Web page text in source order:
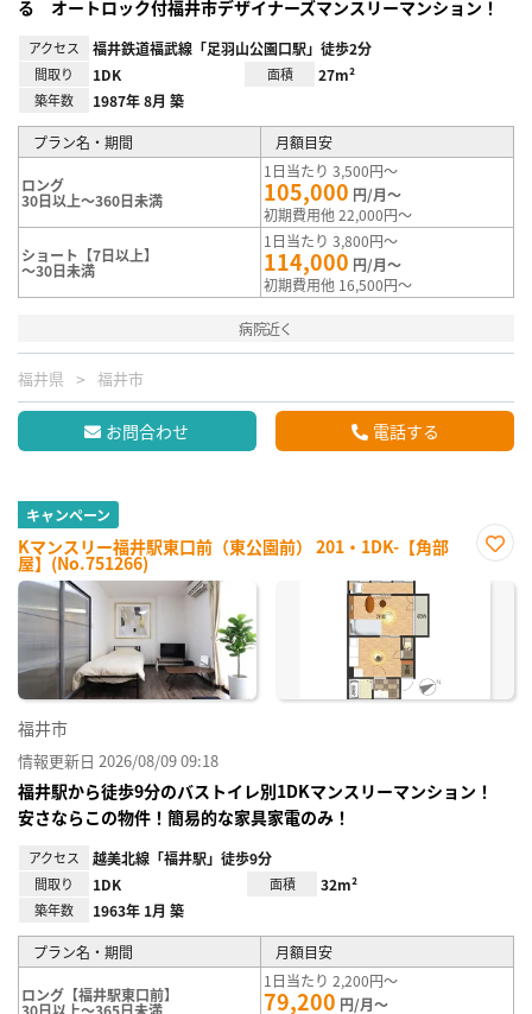
る オートロック付福井市デザイナーズマンスリーマンション！
アクセス 福井鉄道福武線「足羽山公園口駅」徒歩2分
間取り 1DK 面積 27m²
築年数 1987年 8月 築
プラン名・期間 月額目安
ロング
30日以上～360日未満
1日当たり 3,500円～
105,000 円/月～
初期費用他 22,000円～
ショート【7日以上】
～30日未満
1日当たり 3,800円～
114,000 円/月～
初期費用他 16,500円～
病院近く
福井県 福井市
お問合わせ 電話する
キャンペーン
Kマンスリー福井駅東口前（東公園前） 201・1DK-【角部
屋】(No.751266)
に入
福井市
情報更新日 2026/08/09 09:18
福井駅から徒歩9分のバストイレ別1DKマンスリーマンション！
安さならこの物件！簡易的な家具家電のみ！
アクセス 越美北線「福井駅」徒歩9分
間取り 1DK 面積 32m²
築年数 1963年 1月 築
プラン名・期間 月額目安
ロング【福井駅東口前】
1日当たり 2,200円～
79,200 円/月～